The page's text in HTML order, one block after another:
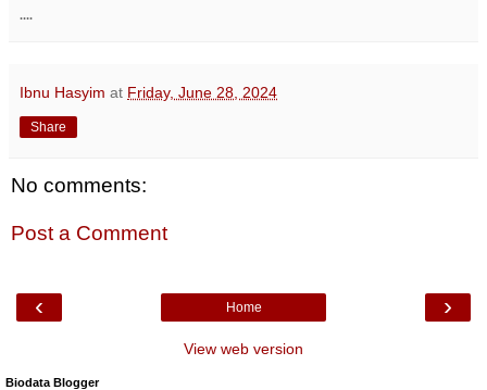
....
Ibnu Hasyim at Friday, June 28, 2024
Share
No comments:
Post a Comment
‹ ›
Home
View web version
Biodata Blogger